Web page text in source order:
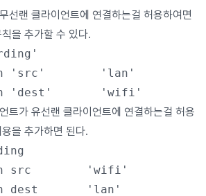
선랜 클라이언트에 연결하는걸 허용하여면
을 추가할 수 있다.
'src'        'lan'
트가 유선랜 클라이언트에 연결하는걸 허용
을 추가하면 된다.
src        'wifi'